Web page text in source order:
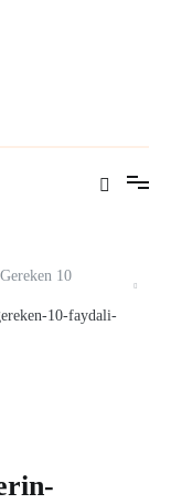
10
10-faydali-